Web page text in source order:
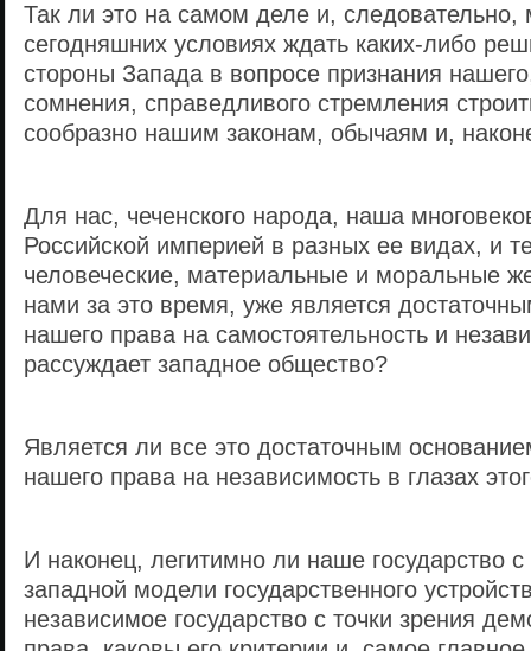
Так ли это на самом деле и,
сегодняшних условиях ждать каких-либо
стороны Запада в вопросе признания
сомнения, справедливого стремления
сообразно нашим законам, обычаям и,
Для нас, чеченского народа, наша
Российской империей в разных ее видах, и
человеческие, материальные и моральные
нами за это время, уже является
нашего права на самостоятельность и
рассуждает западное общество?
Является ли все это достаточным
нашего права на независимость в глазах
И наконец, легитимно ли наше государство с
западной модели государственного
независимое государство с точки зрения